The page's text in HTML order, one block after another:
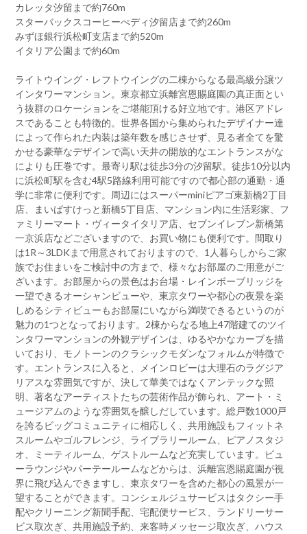
カレッタ汐留まで約760m
スターバックスコーヒーぺディ汐留店まで約260m
みずほ銀行浜松町支店まで約520m
イタリア公園まで約60m
ライトウイング・レフトウイングの二棟からなる最高級分譲ツ
インタワーマンション。東京都立浜離宮恩賜庭園の真正面とい
う抜群のロケーションをご堪能頂ける好立地です。港区アドレ
スであることも特徴的。世界各国から集められたデザイナー達
によって作られた内装は築年数を感じさせず、見る者全てを驚
かせる豪華なデザインで高い天井の開放的なエントランスがな
によりも圧巻です。最寄り駅は徒歩3分の汐留駅。徒歩10分以内
に浜松町駅を含む4駅5路線利用可能ですので都心部の通勤・通
学に非常に便利です。周辺にはスーパーminiピアゴ東新橋2丁目
店、まいばすけっと新橋5丁目店、マンション内に生活彩家、フ
ァミリーマート・ヴィータイタリア店、セブンイレブン新橋第
一京浜店などございますので、お買い物にも便利です。間取り
は1R～3LDKまで用意されておりますので、1人暮らしからご家
族でお住まいをご検討中の方まで、様々なお部屋のご用意がご
ざいます。お部屋からの景色はお台場・レインボーブリッジを
一望できるオーシャンビューや、東京タワーや都心の夜景を楽
しめるシティビューもお部屋にいながら満喫できるというのが
魅力の1つとなっております。2棟からなる地上47階建てのツイ
ンタワーマンションの外観デザインは、ゆるやかなカーブを描
いており、モノトーンのクラシックモダンなフォルムが特徴で
す。エントランスに入ると、メインロビーは大理石のラグジア
リアスな雰囲気ですが、決して華美ではなくアンテックな照
明、著名なアーティストたちの芸術作品が飾られ、アート・ミ
ュージアムのような雰囲気を醸しだしています。総戸数1000戸
を誇るビッグコミュニティに相応しく、共用施設もフィットネ
スルームやゴルフレンジ、ライブラリールーム、ピアノスタジ
オ、ミーティルーム、ゲストルームなど充実しています。ビュ
ーラウンジやパーテールームなどからは、浜離宮恩賜庭園が視
界に飛び込んできますし、東京タワーを含めた都心の風景が一
望することができます。コンシェルジュサービスはタクシー手
配やクリーニング新聞手配、宅配便サービス、ランドリーサー
ビス取次ぎ、共用施設予約、来客時メッセージ取次ぎ、ハウス